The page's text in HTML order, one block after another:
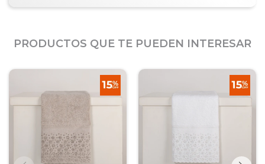
PRODUCTOS QUE TE PUEDEN INTERESAR